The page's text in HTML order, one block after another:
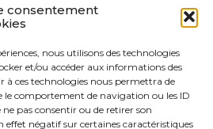
consentement
nous utilisons des technologies
et/ou accéder aux informations des
à ces technologies nous permettra de
le comportement de navigation ou les ID
ne pas consentir ou de retirer son
négatif sur certaines caractéristiques